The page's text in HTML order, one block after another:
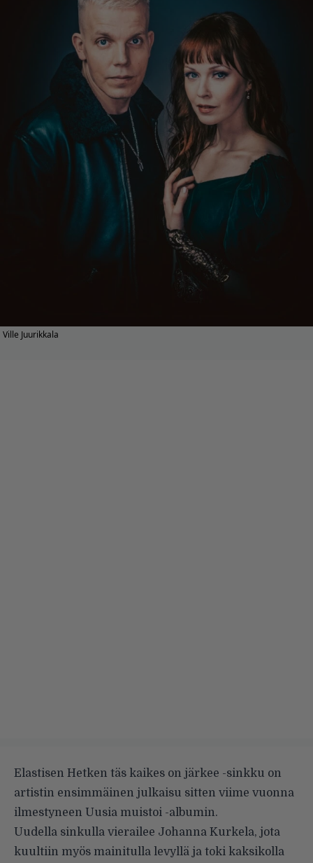
Ville Juurikkala
Elastisen Hetken täs kaikes on järkee -sinkku on
artistin ensimmäinen julkaisu sitten viime vuonna
ilmestyneen Uusia muistoi -albumin.
Uudella sinkulla vierailee Johanna Kurkela, jota
kuultiin myös mainitulla levyllä ja toki kaksikolla